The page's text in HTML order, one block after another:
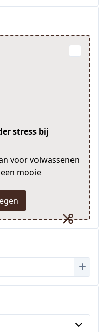
stress bij
voor volwassenen
mooie